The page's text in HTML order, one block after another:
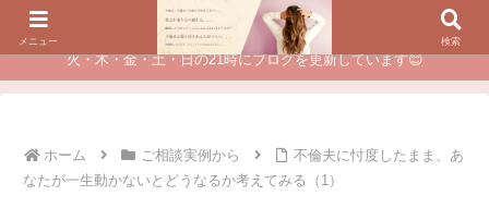
夫に不倫されたつらい経験が、あなたのチャンスに変わるカウンセリング
火・木・金・土・日の21時にブログを更新しています😊
ホーム ご相談実例から
不倫夫に忖度したまま、あ
なたが一生動かないとどうなるか考えてみる（1）
メニュー 検索